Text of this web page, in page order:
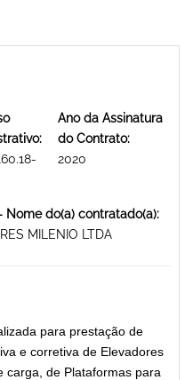
Ano da Assinatura
do Contrato:
2020
Nome do(a) contratado(a):
MILENIO LTDA
para prestação de
e corretiva de Elevadores
carga, de Plataformas para